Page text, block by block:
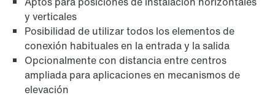
y verticales
Posibilidad de utilizar todos los elementos de
conexión habituales en la entrada y la salida
Opcionalmente con distancia entre centros
ampliada para aplicaciones en mecanismos de
elevación